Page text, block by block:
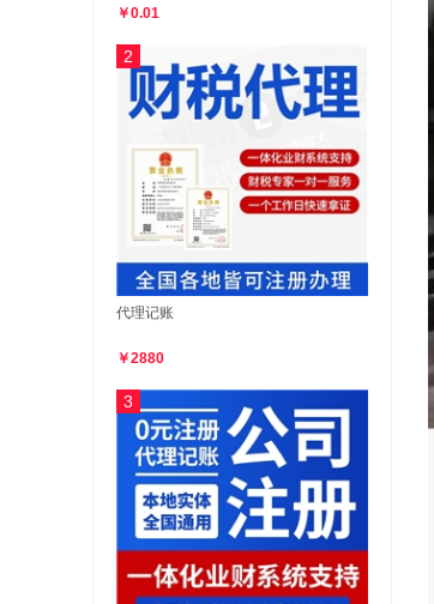
￥0.01
2
代理记账
￥2880
3